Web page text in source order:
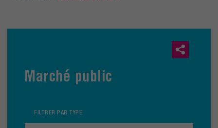
Marché public
FILTRER PAR TYPE